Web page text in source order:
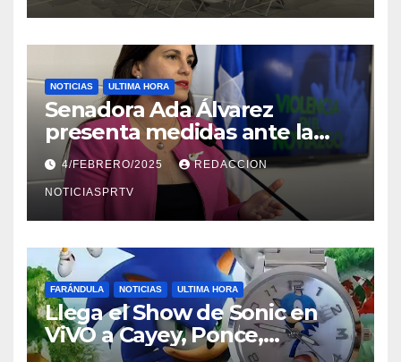
NOTICIAS ULTIMA HORA
Senadora Ada Álvarez
presenta medidas ante la
violencia en el noviazgo
4/FEBRERO/2025 REDACCION
NOTICIASPRTV
FARÁNDULA NOTICIAS ULTIMA HORA
Llega el Show de Sonic en
ViVO a Cayey, Ponce,
Barceloneta y Humacao,